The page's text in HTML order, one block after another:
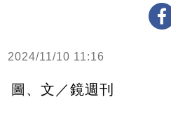
2024/11/10 11:16
圖、文／鏡週刊